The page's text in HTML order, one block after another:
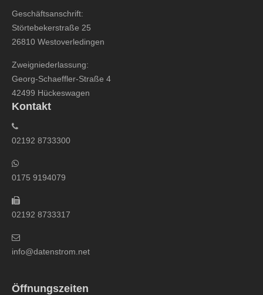
Geschäftsanschrift:
Störtebekerstraße 25
26810 Westoverledingen
Zweigniederlassung:
Georg-Schaeffler-Straße 4
42499 Hückeswagen
Kontakt
02192 8733300
0175 9194079
02192 8733317
info@datenstrom.net
Öffnungszeiten